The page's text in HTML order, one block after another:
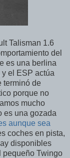
Talisman 1.6
del
es una berlina
el ESP actúa
terminó de
porque no
mucho
es una gozada
aunque sea
coches en pista,
disponibles
pequeño Twingo